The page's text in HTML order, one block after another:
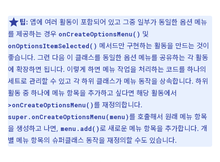
팁: 앱에 여러 활동이 포함되어 있고 그중 일부가 동일한 옵션 메뉴
를 제공하는 경우 onCreateOptionsMenu() 및
onOptionsItemSelected() 메서드만 구현하는 활동을 만드는 것이
좋습니다. 그런 다음 이 클래스를 동일한 옵션 메뉴를 공유하는 각 활동
에 확장하면 됩니다. 이렇게 하면 메뉴 작업을 처리하는 코드를 하나의
세트로 관리할 수 있고 각 하위 클래스가 메뉴 동작을 상속합니다. 하위
활동 중 하나에 메뉴 항목을 추가하고 싶다면 해당 활동에서
>onCreateOptionsMenu()를 재정의합니다.
super.onCreateOptionsMenu(menu)를 호출해서 원래 메뉴 항목
을 생성하고 나면, menu.add()로 새로운 메뉴 항목을 추가합니다. 개
별 메뉴 항목의 슈퍼클래스 동작을 재정의할 수도 있습니다.